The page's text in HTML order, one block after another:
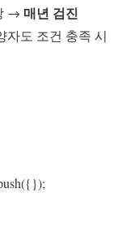
→ 매년 검진
자도 조건 충족 시